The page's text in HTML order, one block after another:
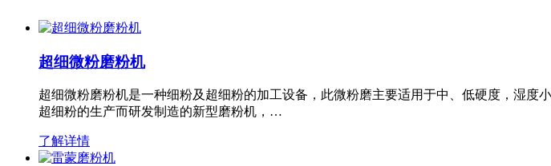
超细微粉磨粉机
超细微粉磨粉机是一种细粉及超细粉的加工设备，此微粉磨主要适用于中、低硬度，湿
超细粉的生产而研发制造的新型磨粉机，…
了解详情